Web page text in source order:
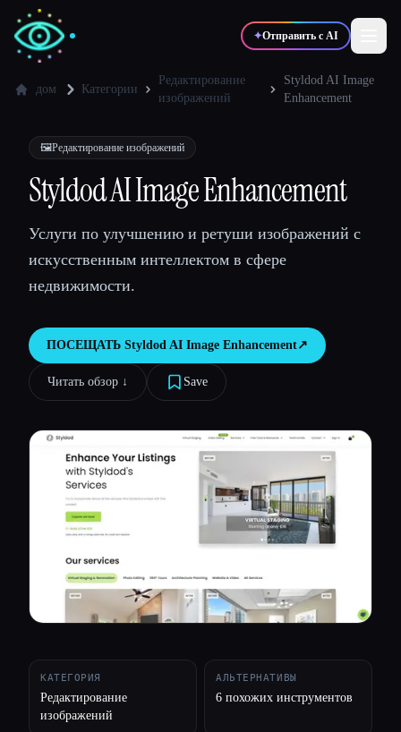
✦Отправить с AI
💻Разработчики 📈 Маркетологи
🎓Студенты 🎬Креаторы
Блог
Сравнить инструменты
Все категории
дом Категории
Редактирование
изображений
Styldod AI Image
Enhancement
🖼️Редактирование изображений
Styldod AI Image Enhancement
Услуги по улучшению и ретуши изображений с
искусственным интеллектом в сфере
недвижимости.
ПОСЕЩАТЬ Styldod AI Image Enhancement↗︎
Читать обзор ↓︎ Save
КАТЕГОРИЯ
Редактирование
изображений
АЛЬТЕРНАТИВЫ
6 похожих инструментов